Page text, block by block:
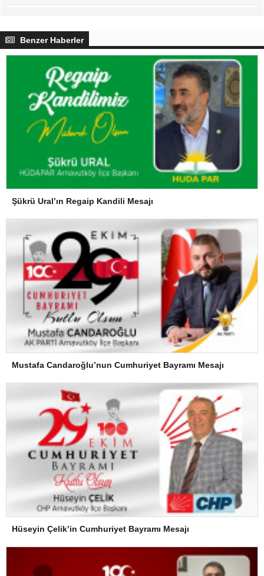
Benzer Haberler
Şükrü Ural’ın Regaip Kandili Mesajı
Mustafa Candaroğlu’nun Cumhuriyet Bayramı Mesajı
Hüseyin Çelik’in Cumhuriyet Bayramı Mesajı